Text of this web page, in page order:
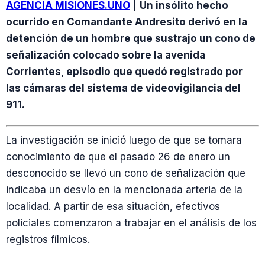
AGENCIA MISIONES.UNO
Un insólito hecho
ocurrido en Comandante Andresito derivó en la
detención de un hombre que sustrajo un cono de
señalización colocado sobre la avenida
Corrientes, episodio que quedó registrado por
las cámaras del sistema de videovigilancia del
911.
La investigación se inició luego de que se tomara
conocimiento de que el pasado 26 de enero un
desconocido se llevó un cono de señalización que
indicaba un desvío en la mencionada arteria de la
localidad. A partir de esa situación, efectivos
policiales comenzaron a trabajar en el análisis de los
registros fílmicos.